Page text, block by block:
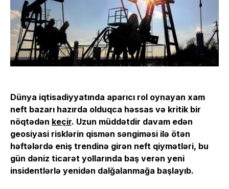
Dünya iqtisadiyyatında aparıcı rol oynayan xam
neft bazarı hazırda olduqca həssas və kritik bir
nöqtədən keçir. Uzun müddətdir davam edən
geosiyasi risklərin qismən səngiməsi ilə ötən
həftələrdə eniş trendinə girən neft qiymətləri, bu
gün dəniz ticarət yollarında baş verən yeni
insidentlərlə yenidən dalğalanmağa başlayıb.